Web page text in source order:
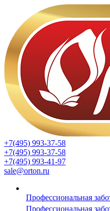
+7(495) 993-37-58
+7(495) 993-37-58
+7(495) 993-41-97
sale@orton.ru
Профессиональная
Профессиональная